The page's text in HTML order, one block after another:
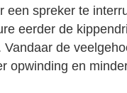
een spreker te
eerder de
de
opwinding en